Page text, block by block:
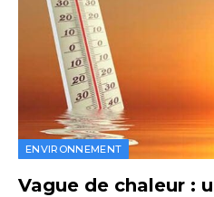
ENVIRONNEMENT
Vague de chaleur :